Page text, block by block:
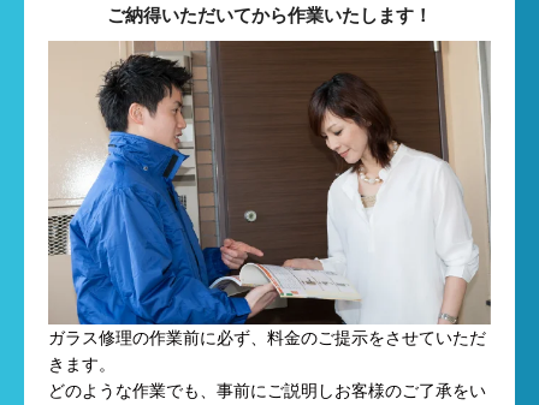
ご納得いただいてから作業いたします！
ガラス修理の作業前に必ず、料金のご提示をさせていただ
きます。
どのような作業でも、事前にご説明しお客様のご了承をい